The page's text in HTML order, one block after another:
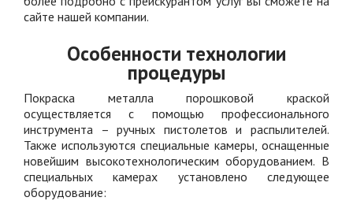
сайте нашей компании.
Особенности технологии
процедуры
Покраска металла порошковой краской
осуществляется с помощью профессионального
инструмента – ручных пистолетов и распылителей.
Также используются специальные камеры, оснащенные
новейшим высокотехнологическим оборудованием. В
специальных камерах установлено следующее
оборудование: